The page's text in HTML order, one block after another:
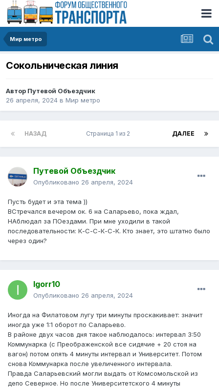
Мир метро
Сокольническая линия
Автор Путевой Объездчик
26 апреля, 2024 в Мир метро
НАЗАД ДАЛЕЕ
Страница 1 из 2
Путевой Объездчик
Опубликовано 26 апреля, 2024
Пусть будет и эта тема ))
ВСтречался вечером ок. 6 на Саларьево, пока ждал,
НАблюдал за ПОездами. При мне уходили в такой
последовательности: К-С-С-К-С-К. Кто знает, это штатно было
через один?
Igorr10
Опубликовано 26 апреля, 2024
Иногда на Филатовом лугу три минуты проскакивает: значит
иногда уже 1:1 оборот по Саларьево.
В районе двух часов дня такое наблюдалось: интервал 3:50
Коммунарка (с Преображенской все сидячие + 20 стоя на
вагон) потом опять 4 минуты интервал и Университет. Потом
снова Коммунарка после увеличенного интервала.
Правда Саларьевский могли выдать от Комсомольской из
депо Северное. Но после Университетского 4 минуты